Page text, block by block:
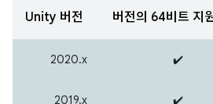
Unity 버전 버전의 64비트 지
2020.x ✔️
2019.x ✔️